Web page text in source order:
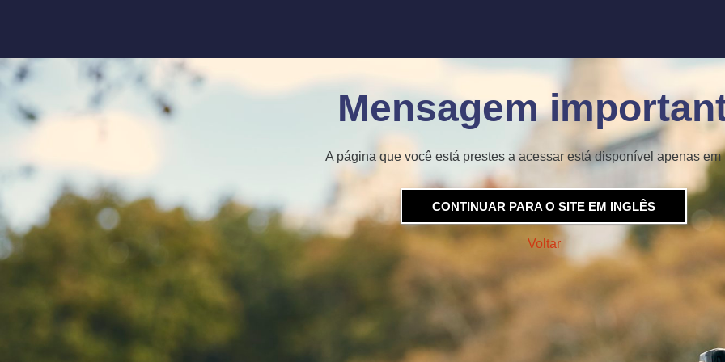
Mensagem
A página que você está prestes a acessar está disponível apenas em
CONTINUAR PARA O SITE EM INGLÊS
Voltar